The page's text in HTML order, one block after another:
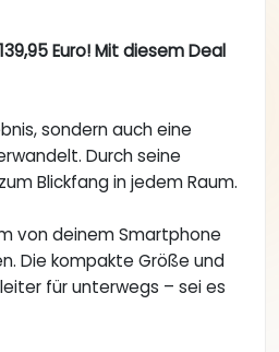
Euro! Mit diesem Deal
sondern auch eine
Durch seine
Blickfang in jedem Raum.
von deinem Smartphone
Die kompakte Größe und
für unterwegs – sei es